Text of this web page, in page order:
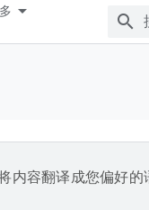
容翻译成您偏好的